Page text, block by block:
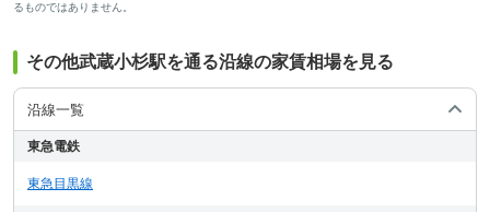
るものではありません。
その他武蔵小杉駅を通る沿線の家賃相場を見る
沿線一覧
東急電鉄
東急目黒線